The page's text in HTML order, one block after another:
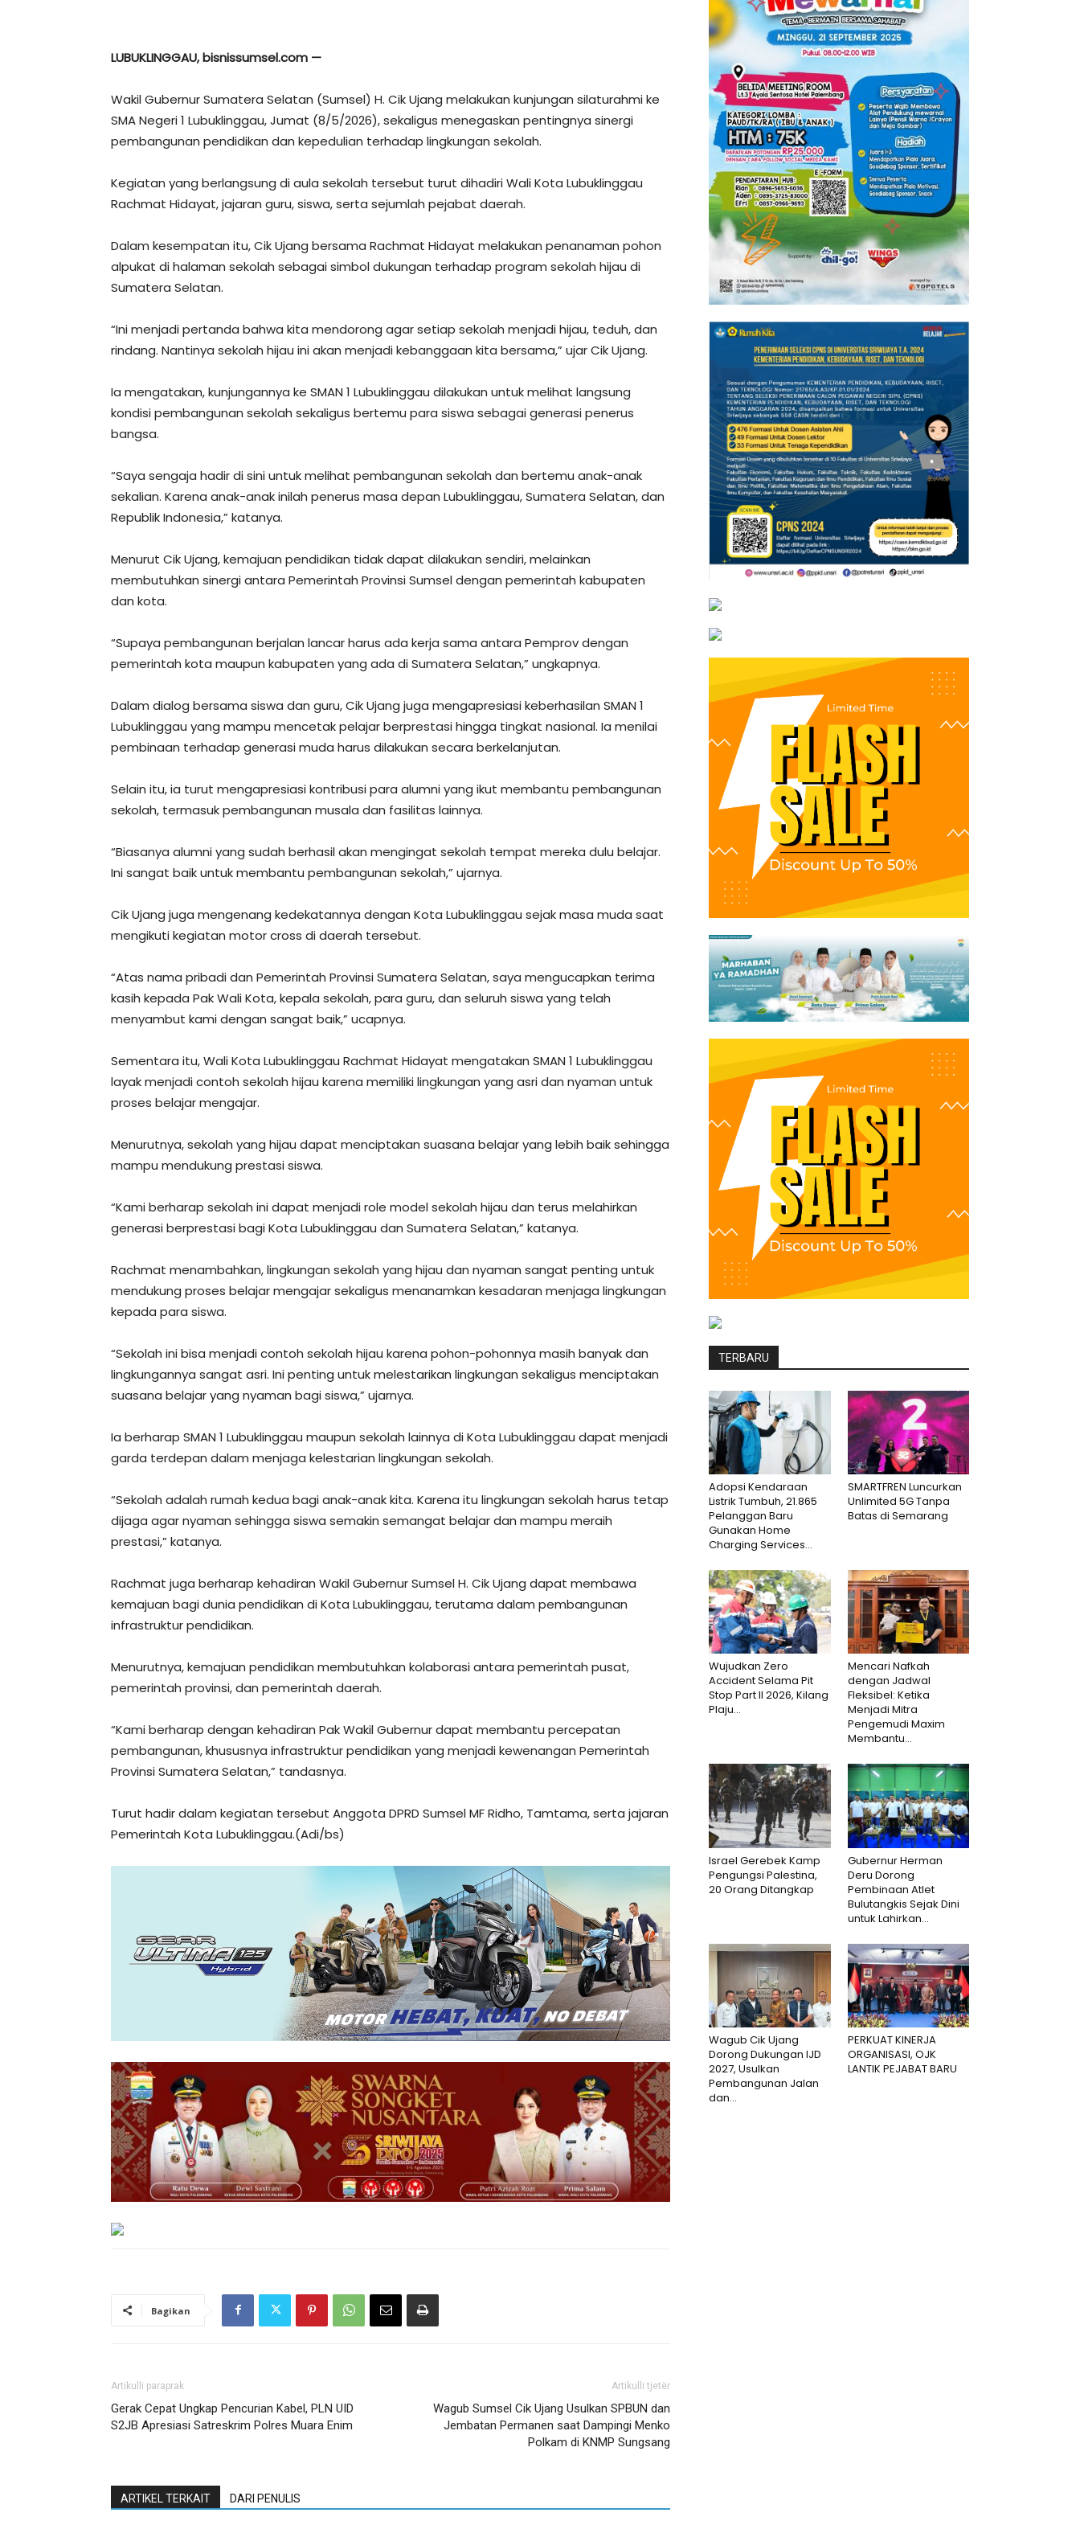
LUBUKLINGGAU, bisnissumsel.com —
Wakil Gubernur Sumatera Selatan (Sumsel) H. Cik Ujang melakukan kunjungan silaturahmi ke
SMA Negeri 1 Lubuklinggau, Jumat (8/5/2026), sekaligus menegaskan pentingnya sinergi
pembangunan pendidikan dan kepedulian terhadap lingkungan sekolah.
Kegiatan yang berlangsung di aula sekolah tersebut turut dihadiri Wali Kota Lubuklinggau
Rachmat Hidayat, jajaran guru, siswa, serta sejumlah pejabat daerah.
Dalam kesempatan itu, Cik Ujang bersama Rachmat Hidayat melakukan penanaman pohon
alpukat di halaman sekolah sebagai simbol dukungan terhadap program sekolah hijau di
Sumatera Selatan.
“Ini menjadi pertanda bahwa kita mendorong agar setiap sekolah menjadi hijau, teduh, dan
rindang. Nantinya sekolah hijau ini akan menjadi kebanggaan kita bersama,” ujar Cik Ujang.
Ia mengatakan, kunjungannya ke SMAN 1 Lubuklinggau dilakukan untuk melihat langsung
kondisi pembangunan sekolah sekaligus bertemu para siswa sebagai generasi penerus
bangsa.
“Saya sengaja hadir di sini untuk melihat pembangunan sekolah dan bertemu anak-anak
sekalian. Karena anak-anak inilah penerus masa depan Lubuklinggau, Sumatera Selatan, dan
Republik Indonesia,” katanya.
Menurut Cik Ujang, kemajuan pendidikan tidak dapat dilakukan sendiri, melainkan
membutuhkan sinergi antara Pemerintah Provinsi Sumsel dengan pemerintah kabupaten
dan kota.
“Supaya pembangunan berjalan lancar harus ada kerja sama antara Pemprov dengan
pemerintah kota maupun kabupaten yang ada di Sumatera Selatan,” ungkapnya.
Dalam dialog bersama siswa dan guru, Cik Ujang juga mengapresiasi keberhasilan SMAN 1
Lubuklinggau yang mampu mencetak pelajar berprestasi hingga tingkat nasional. Ia menilai
pembinaan terhadap generasi muda harus dilakukan secara berkelanjutan.
Selain itu, ia turut mengapresiasi kontribusi para alumni yang ikut membantu pembangunan
sekolah, termasuk pembangunan musala dan fasilitas lainnya.
“Biasanya alumni yang sudah berhasil akan mengingat sekolah tempat mereka dulu belajar.
Ini sangat baik untuk membantu pembangunan sekolah,” ujarnya.
Cik Ujang juga mengenang kedekatannya dengan Kota Lubuklinggau sejak masa muda saat
mengikuti kegiatan motor cross di daerah tersebut.
“Atas nama pribadi dan Pemerintah Provinsi Sumatera Selatan, saya mengucapkan terima
kasih kepada Pak Wali Kota, kepala sekolah, para guru, dan seluruh siswa yang telah
menyambut kami dengan sangat baik,” ucapnya.
Sementara itu, Wali Kota Lubuklinggau Rachmat Hidayat mengatakan SMAN 1 Lubuklinggau
layak menjadi contoh sekolah hijau karena memiliki lingkungan yang asri dan nyaman untuk
proses belajar mengajar.
Menurutnya, sekolah yang hijau dapat menciptakan suasana belajar yang lebih baik sehingga
mampu mendukung prestasi siswa.
“Kami berharap sekolah ini dapat menjadi role model sekolah hijau dan terus melahirkan
generasi berprestasi bagi Kota Lubuklinggau dan Sumatera Selatan,” katanya.
Rachmat menambahkan, lingkungan sekolah yang hijau dan nyaman sangat penting untuk
mendukung proses belajar mengajar sekaligus menanamkan kesadaran menjaga lingkungan
kepada para siswa.
“Sekolah ini bisa menjadi contoh sekolah hijau karena pohon-pohonnya masih banyak dan
lingkungannya sangat asri. Ini penting untuk melestarikan lingkungan sekaligus menciptakan
suasana belajar yang nyaman bagi siswa,” ujarnya.
Ia berharap SMAN 1 Lubuklinggau maupun sekolah lainnya di Kota Lubuklinggau dapat menjadi
garda terdepan dalam menjaga kelestarian lingkungan sekolah.
“Sekolah adalah rumah kedua bagi anak-anak kita. Karena itu lingkungan sekolah harus tetap
dijaga agar nyaman sehingga siswa semakin semangat belajar dan mampu meraih
prestasi,” katanya.
Rachmat juga berharap kehadiran Wakil Gubernur Sumsel H. Cik Ujang dapat membawa
kemajuan bagi dunia pendidikan di Kota Lubuklinggau, terutama dalam pembangunan
infrastruktur pendidikan.
Menurutnya, kemajuan pendidikan membutuhkan kolaborasi antara pemerintah pusat,
pemerintah provinsi, dan pemerintah daerah.
“Kami berharap dengan kehadiran Pak Wakil Gubernur dapat membantu percepatan
pembangunan, khususnya infrastruktur pendidikan yang menjadi kewenangan Pemerintah
Provinsi Sumatera Selatan,” tandasnya.
Turut hadir dalam kegiatan tersebut Anggota DPRD Sumsel MF Ridho, Tamtama, serta jajaran
Pemerintah Kota Lubuklinggau.(Adi/bs)
Bagikan
Artikulli paraprak
Gerak Cepat Ungkap Pencurian Kabel, PLN UID
S2JB Apresiasi Satreskrim Polres Muara Enim
Artikulli tjetër
Wagub Sumsel Cik Ujang Usulkan SPBUN dan
Jembatan Permanen saat Dampingi Menko
Polkam di KNMP Sungsang
ARTIKEL TERKAIT DARI PENULIS
TERBARU
Adopsi Kendaraan
Listrik Tumbuh, 21.865
Pelanggan Baru
Gunakan Home
Charging Services...
SMARTFREN Luncurkan
Unlimited 5G Tanpa
Batas di Semarang
Wujudkan Zero
Accident Selama Pit
Stop Part II 2026, Kilang
Plaju...
Mencari Nafkah
dengan Jadwal
Fleksibel: Ketika
Menjadi Mitra
Pengemudi Maxim
Membantu...
Israel Gerebek Kamp
Pengungsi Palestina,
20 Orang Ditangkap
Gubernur Herman
Deru Dorong
Pembinaan Atlet
Bulutangkis Sejak Dini
untuk Lahirkan...
Wagub Cik Ujang
Dorong Dukungan IJD
2027, Usulkan
Pembangunan Jalan
dan...
PERKUAT KINERJA
ORGANISASI, OJK
LANTIK PEJABAT BARU